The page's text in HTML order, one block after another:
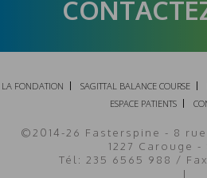
LA FONDATION SAGITTAL BALANCE COURSE
ESPACE PATIENTS
©2014-26 Fasterspine - 8
1227 Carouge -
Tél: 235 6565 988 /